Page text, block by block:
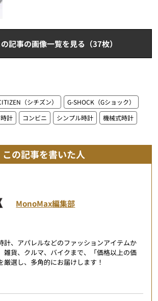
記事の画像一覧を見る（37枚）
（シチズン）
G-SHOCK（Gショック）
計
コンビニ シンプル時計 機械式時計
この記事を書いた人
MonoMax編集部
計、アパレルなどのファッションアイテムか
雑貨、クルマ、バイクまで、「価格以上の価
厳選し、多角的にお届けします！